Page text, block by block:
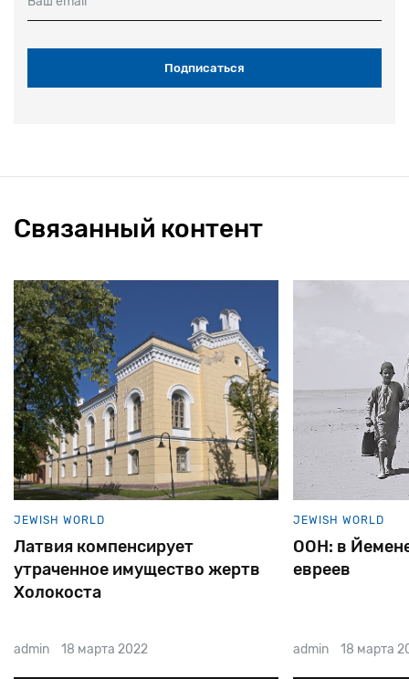
Связанный контент
JEWISH WORLD
Латвия компенсирует
утраченное имущество жертв
Холокоста
admin 18 марта 2022
JEWISH WORLD
ООН: в
евреев
admin 18 марта